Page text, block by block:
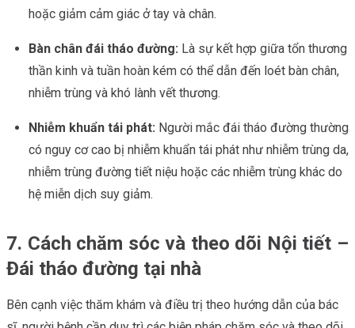
hoặc giảm cảm giác ở tay và chân.
Bàn chân đái tháo đường: Là sự kết hợp giữa tổn thương
thần kinh và tuần hoàn kém có thể dẫn đến loét bàn chân,
nhiễm trùng và khó lành vết thương.
Nhiễm khuẩn tái phát: Người mắc đái tháo đường thường
có nguy cơ cao bị nhiễm khuẩn tái phát như nhiễm trùng da,
nhiễm trùng đường tiết niệu hoặc các nhiễm trùng khác do
hệ miễn dịch suy giảm.
7. Cách chăm sóc và theo dõi Nội tiết –
Đái tháo đường tại nhà
Bên cạnh việc thăm khám và điều trị theo hướng dẫn của bác